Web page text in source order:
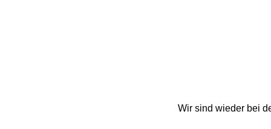
Wir sind wieder bei